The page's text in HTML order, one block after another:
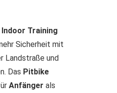
Training
Sicherheit mit
Landstraße und
Das Pitbike
Anfänger als